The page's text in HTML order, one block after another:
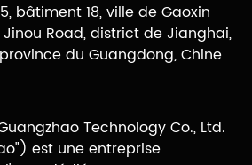
bâtiment 18, ville de Gaoxin
Jinou Road, district de Jianghai,
du Guangdong, Chine
Technology Co., Ltd.
est une entreprise